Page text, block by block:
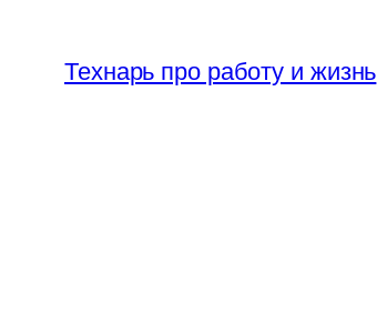
содержимому
Технарь про работу и жизнь